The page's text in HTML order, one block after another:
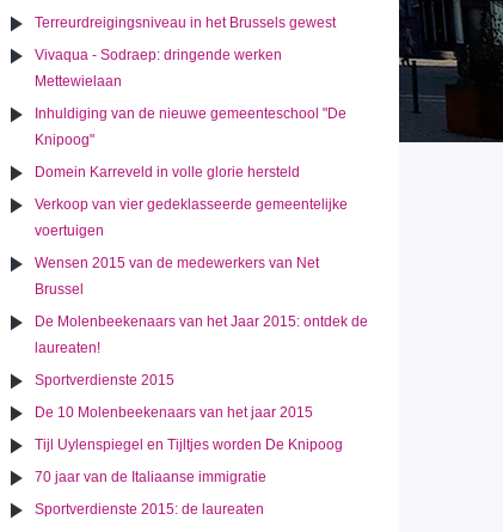
Terreurdreigingsniveau in het Brussels gewest
Vivaqua - Sodraep: dringende werken
Mettewielaan
Inhuldiging van de nieuwe gemeenteschool "De
Knipoog"
Domein Karreveld in volle glorie hersteld
Verkoop van vier gedeklasseerde gemeentelijke
voertuigen
Wensen 2015 van de medewerkers van Net
Brussel
De Molenbeekenaars van het Jaar 2015: ontdek de
laureaten!
Sportverdienste 2015
De 10 Molenbeekenaars van het jaar 2015
Tijl Uylenspiegel en Tijltjes worden De Knipoog
70 jaar van de Italiaanse immigratie
Sportverdienste 2015: de laureaten